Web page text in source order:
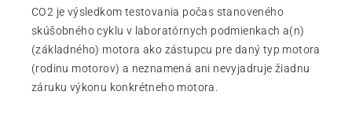
CO2 je výsledkom testovania počas stanoveného
skúšobného cyklu v laboratórnych podmienkach a(n)
(základného) motora ako zástupcu pre daný typ motora
(rodinu motorov) a neznamená ani nevyjadruje žiadnu
záruku výkonu konkrétneho motora.